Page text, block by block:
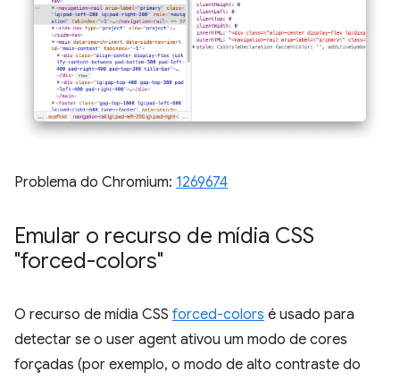
Problema do Chromium: 1269674
Emular o recurso de mídia CSS
"forced-colors"
O recurso de mídia CSS forced-colors é usado para
detectar se o user agent ativou um modo de cores
forçadas (por exemplo, o modo de alto contraste do